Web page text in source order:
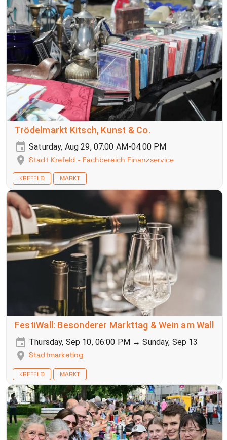
Trödelmarkt Kitsch, Kunst & Co.
Saturday, Aug 29, 07:00 AM-04:00 PM
Stadt Krefeld - Fachbereich Finanzservice
KREFELD MARKT
FestiWall: Besonderer Markttag & Wein am Wall
Thursday, Sep 10, 06:00 PM → Sunday, Sep 13
Stadtmarketing
KREFELD MARKT